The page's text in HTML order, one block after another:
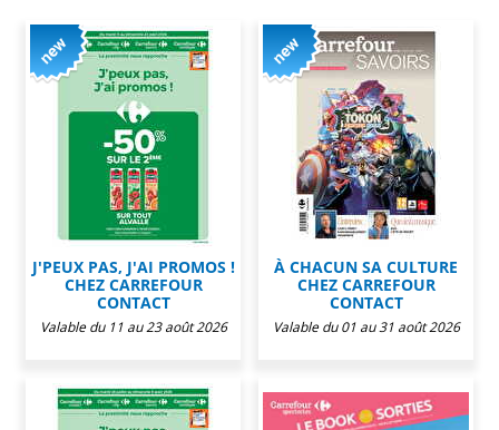
J'PEUX PAS, J'AI PROMOS !
CHEZ CARREFOUR
CONTACT
Valable du 11 au 23 août 2026
À CHACUN SA CULTURE
CHEZ CARREFOUR
CONTACT
Valable du 01 au 31 août 2026